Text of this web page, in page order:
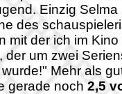
Einzig
des
mit der ich im
der um zwei
Mehr als
gerade noch 2,5